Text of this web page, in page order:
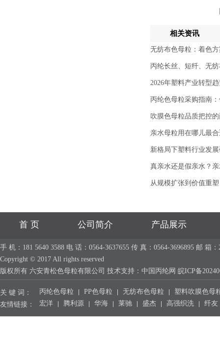
相关资讯
无纺布色母粒：着色
丙纶长丝、短纤、无
2026年塑料产业转型
丙纶色母粒采购指南
吹膜色母粒品质把控
亲水母粒用在哪儿最
新格局下塑料行业发
真亲水还是假亲水？
从规模扩张到价值重
首 页 公司简介 产品展示
手 机：181 5640 3588 电 话：0564-3637655 传 真：0564-3696895 邮
Copyright © 2017 All rights reserved
版权所有 六安青松色母粒有限公司 技术支持： 中国丙纶网 皖ICP备
关 键 词： 丙纶色母粒 PP色母粒 无纺布色母粒
塑料吹膜色母
友情链接：
宏洋 腾利源 华海 莱驰 盛杰 高强织洗 纤友